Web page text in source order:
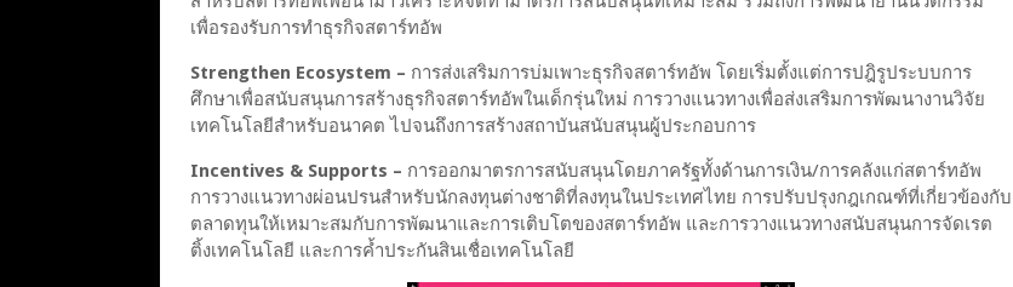
เพื่อรองรับการทำธุรกิจสตาร์ทอัพ
Strengthen Ecosystem – การส่งเสริมการบ่มเพาะธุรกิจสตาร์ทอัพ โดยเริ่มตั้งแต่การปฎิรูประบบการ
ศึกษาเพื่อสนับสนุนการสร้างธุรกิจสตาร์ทอัพในเด็กรุ่นใหม่ การวางแนวทางเพื่อส่งเสริมการพัฒนางานวิจัย
เทคโนโลยีสำหรับอนาคต ไปจนถึงการสร้างสถาบันสนับสนุนผู้ประกอบการ
Incentives & Supports – การออกมาตรการสนับสนุนโดยภาครัฐทั้งด้านการเงิน/การคลังแก่สตาร์ทอัพ
การวางแนวทางผ่อนปรนสำหรับนักลงทุนต่างชาติที่ลงทุนในประเทศไทย การปรับปรุงกฎเกณฑ์ที่เกี่ยวข้องกับ
ตลาดทุนให้เหมาะสมกับการพัฒนาและการเติบโตของสตาร์ทอัพ และการวางแนวทางสนับสนุนการจัดเรต
ติ้งเทคโนโลยี และการค้ำประกันสินเชื่อเทคโนโลยี